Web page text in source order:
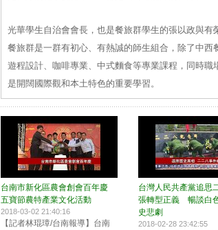
光華學生自治會會長，也是餐旅群學生的張以政與
餐旅群是一群有初心、有熱誠的師生組合，除了中西
遊程設計、咖啡專業、中式麵食等專業課程，同時
是開闊國際觀和本土特色的重要學習。
台南市新化區農會創會百年慶
五寶節農特產業文化活動
2018-03-02 21:40:16
【記者林琨璋/台南報導】台南
台灣人民共產黨追
張轉型正義 暢談白
史悲劇
2018-02-28 23:42:55